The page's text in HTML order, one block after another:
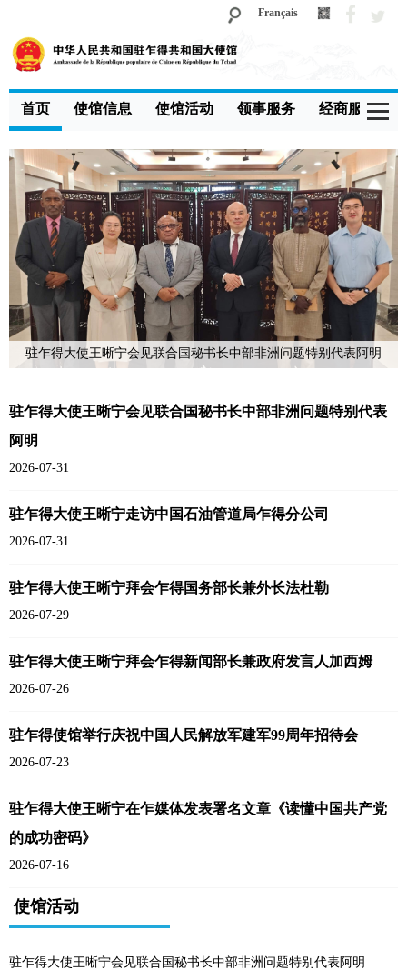
Français
首页 使馆信息 使馆活动 领事服务 经商服务
驻乍得大使王晰宁会见联合国秘书长中部非洲问题特别代表阿明
驻乍得大使王晰宁会见联合国秘书长中部非洲问题特别代表
阿明
2026-07-31
驻乍得大使王晰宁走访中国石油管道局乍得分公司
2026-07-31
驻乍得大使王晰宁拜会乍得国务部长兼外长法杜勒
2026-07-29
驻乍得大使王晰宁拜会乍得新闻部长兼政府发言人加西姆
2026-07-26
驻乍得使馆举行庆祝中国人民解放军建军99周年招待会
2026-07-23
驻乍得大使王晰宁在乍媒体发表署名文章《读懂中国共产党
的成功密码》
2026-07-16
使馆活动
驻乍得大使王晰宁会见联合国秘书长中部非洲问题特别代表阿明